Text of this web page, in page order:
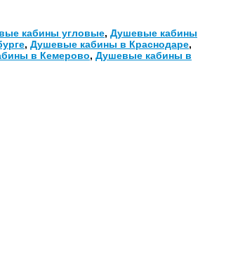
кабины угловые, Душевые кабины
, Душевые кабины в Краснодаре,
в Кемерово, Душевые кабины в